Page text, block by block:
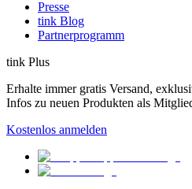
Presse
tink Blog
Partnerprogramm
tink Plus
Erhalte immer gratis Versand,
Infos zu neuen Produkten als
Kostenlos anmelden